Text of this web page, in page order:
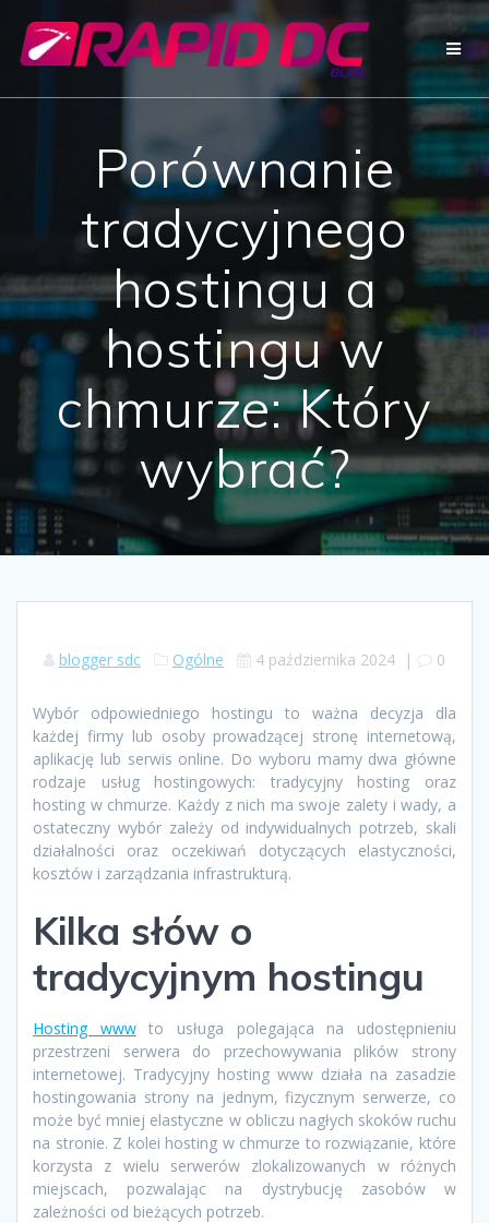
do
treści
Porównanie
tradycyjnego
hostingu a
hostingu w
chmurze: Który
wybrać?
blogger sdc Ogólne 4 października 2024 | 0
Wybór odpowiedniego hostingu to ważna decyzja dla
każdej firmy lub osoby prowadzącej stronę internetową,
aplikację lub serwis online. Do wyboru mamy dwa główne
rodzaje usług hostingowych: tradycyjny hosting oraz
hosting w chmurze. Każdy z nich ma swoje zalety i wady, a
ostateczny wybór zależy od indywidualnych potrzeb, skali
działalności oraz oczekiwań dotyczących elastyczności,
kosztów i zarządzania infrastrukturą.
Kilka słów o
tradycyjnym hostingu
Hosting wwwto usługa polegająca na udostępnieniu
przestrzeni serwera do przechowywania plików strony
internetowej. Tradycyjny hosting www działa na zasadzie
hostingowania strony na jednym, fizycznym serwerze, co
może być mniej elastyczne w obliczu nagłych skoków ruchu
na stronie. Z kolei hosting w chmurze to rozwiązanie, które
korzysta z wielu serwerów zlokalizowanych w różnych
miejscach, pozwalając na dystrybucję zasobów w
zależności od bieżących potrzeb.